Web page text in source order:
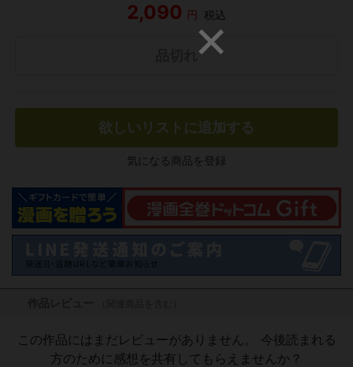
2,090 円 税込
欲しいリストに追加する
気になる商品を登録
この作品にはまだレビューがありません。 今後読まれる
方のために感想を共有してもらえませんか？